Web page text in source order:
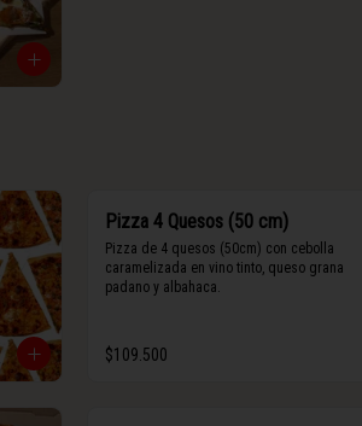
Pizza 4 Quesos (50 cm)
Pizza de 4 quesos (50cm) con cebolla
caramelizada en vino tinto, queso grana
padano y albahaca.
$109.500